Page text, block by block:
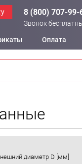
8 (800) 707-99-
Звонок
Оплата
диаметр D [мм]